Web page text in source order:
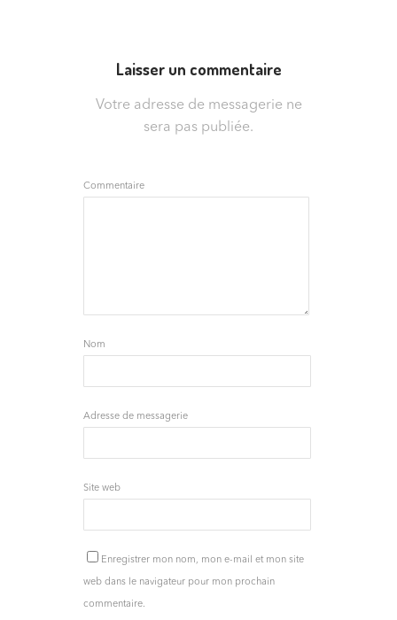
Laisser un commentaire
Votre adresse de messagerie ne
sera pas publiée.
Commentaire
Nom
Adresse de messagerie
Site web
Enregistrer mon nom, mon e-mail et mon site
web dans le navigateur pour mon prochain
commentaire.